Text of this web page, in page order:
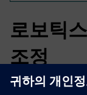
로보틱
조정
로봇의 안전 구